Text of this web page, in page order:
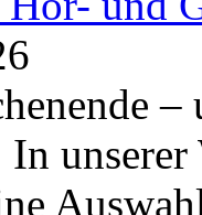
unserer